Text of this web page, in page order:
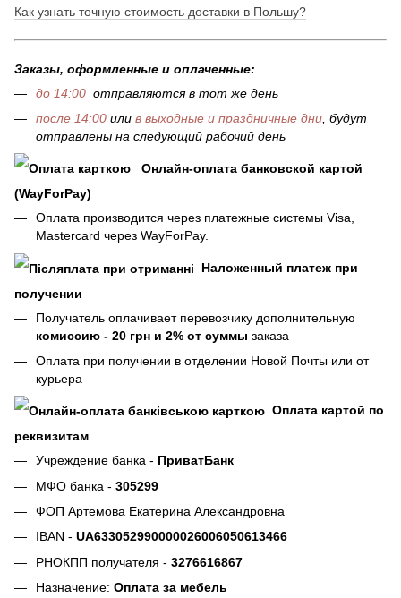
Как узнать точную стоимость доставки в Польшу?
Заказы, оформленные и оплаченные:
до 14:00 отправляются в тот же день
после 14:00 или в выходные и праздничные дни , будут
отправлены на следующий рабочий день
Онлайн-оплата банковской картой
(WayForPay)
Оплата производится через платежные системы Visa,
Mastercard через WayForPay.
Наложенный платеж при
получении
Получатель оплачивает перевозчику дополнительную
комиссию - 20 грн и 2% от суммы заказа
Оплата при получении в отделении Новой Почты или от
курьера
Оплата картой по
реквизитам
Учреждение банка - ПриватБанк
МФО банка - 305299
ФОП Артемова Екатерина Александровна
IBAN - UA633052990000026006050613466
РНОКПП получателя - 3276616867
Назначение: Оплата за мебель